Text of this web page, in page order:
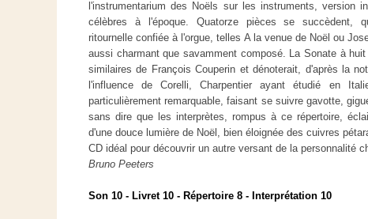
l'instrumentarium des Noëls sur les instruments, version
célèbres à l'époque. Quatorze pièces se succèdent,
ritournelle confiée à l'orgue, telles A la venue de Noël ou
aussi charmant que savamment composé. La Sonate à
similaires de François Couperin et dénoterait, d'après la
l'influence de Corelli, Charpentier ayant étudié en
particulièrement remarquable, faisant se suivre gavotte,
sans dire que les interprètes, rompus à ce répertoire,
d'une douce lumière de Noël, bien éloignée des cuivres
CD idéal pour découvrir un autre versant de la personnalité
Bruno Peeters
Son 10 - Livret 10 - Répertoire 8 - Interprétation 10